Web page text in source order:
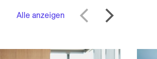
Alle anzeigen